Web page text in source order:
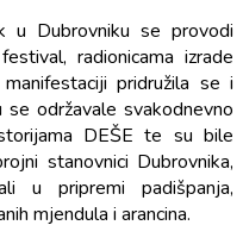
u Dubrovniku se provodi
radionicama izrade
pridružila se i
se održavale svakodnevno
DEŠE te su bile
stanovnici Dubrovnika,
pripremi padišpanja,
mjendula i arancina.